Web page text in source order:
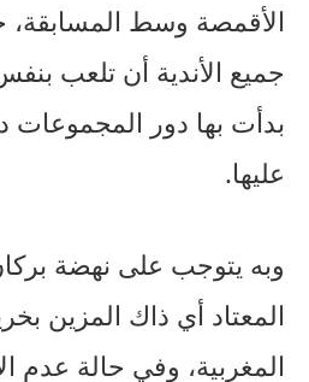
الأقمصة وسط
جميع الأندية أن تلعب
بدأت بها دور المجموعات
عليها.
وبه يتوجب على نهضة
المعتاد أي ذاك المزين
المغربية، وفي حالة عدم